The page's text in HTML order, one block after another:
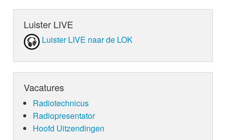
Luister LIVE
Luister LIVE naar de LOK
Vacatures
Radiotechnicus
Radiopresentator
Hoofd Uitzendingen